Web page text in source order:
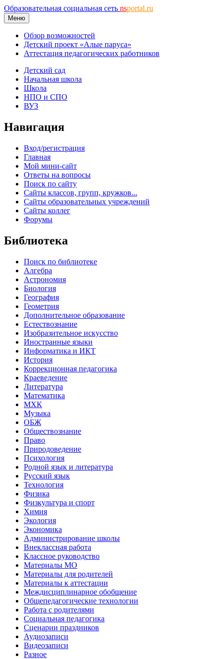
Образовательная социальная сеть nsportal.ru
Меню
Обзор возможностей
Детский проект «Алые паруса»
Аттестация педагогических работников
Детский сад
Начальная школа
Школа
НПО и СПО
ВУЗ
Навигация
Вход/регистрация
Главная
Мой мини-сайт
Ответы на вопросы
Поиск по сайту
Сайты классов, групп, кружков...
Сайты образовательных учреждений
Сайты коллег
Форумы
Библиотека
Поиск по библиотеке
Алгебра
Астрономия
Биология
География
Геометрия
Дополнительное образование
Естествознание
Изобразительное искусство
Иностранные языки
Информатика и ИКТ
История
Коррекционная педагогика
Краеведение
Литература
Математика
МХК
Музыка
ОБЖ
Обществознание
Право
Природоведение
Психология
Родной язык и литература
Русский язык
Технология
Физика
Физкультура и спорт
Химия
Экология
Экономика
Администрирование школы
Внеклассная работа
Классное руководство
Материалы МО
Материалы для родителей
Материалы к аттестации
Междисциплинарное обобщение
Общепедагогические технологии
Работа с родителями
Социальная педагогика
Сценарии праздников
Аудиозаписи
Видеозаписи
Разное